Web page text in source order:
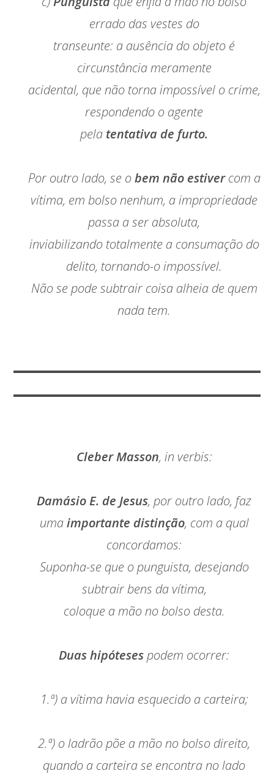
errado das vestes do
transeunte: a ausência do objeto é
circunstância meramente
acidental, que não torna impossível o crime,
respondendo o agente
pela tentativa de furto.
Por outro lado, se obem não estivercom a
vítima, em bolso nenhum, a impropriedade
passa a ser absoluta,
inviabilizando totalmente a consumação do
delito, tornando-o impossível.
Não se pode subtrair coisa alheia de quem
nada tem.
Cleber Masson, in verbis:
Damásio E. de Jesus, por outro lado, faz
umaimportante distinção, com a qual
concordamos:
Suponha-se que o punguista, desejando
subtrair bens da vítima,
coloque a mão no bolso desta.
Duas hipótesespodem ocorrer:
1.ª) a vítima havia esquecido a carteira;
2.ª) o ladrão põe a mão no bolso direito,
quando a carteira se encontra no lado